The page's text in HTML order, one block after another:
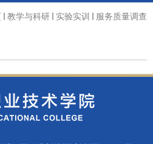
教学与科研 实验实训 服务质量调查